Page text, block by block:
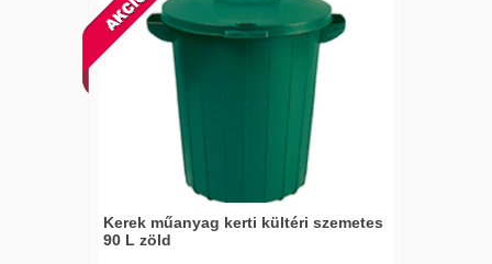
Kerek műanyag kerti kültéri szemetes
90 L zöld